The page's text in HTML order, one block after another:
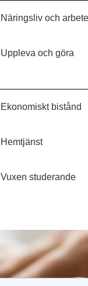
Näringsliv och arbete
Uppleva och göra
Ekonomiskt bistånd
Hemtjänst
Vuxen studerande